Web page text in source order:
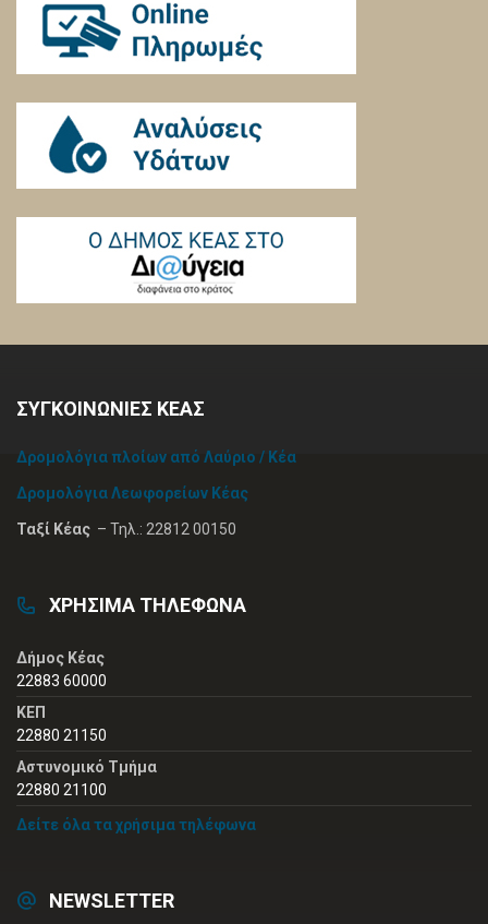
ΣΥΓΚΟΙΝΩΝΙΕΣ ΚΕΑΣ
Δρομολόγια πλοίων από Λαύριο / Κέα
Δρομολόγια Λεωφορείων Κέας
Ταξί Κέας – Τηλ.: 22812 00150
ΧΡΗΣΙΜΑ ΤΗΛΕΦΩΝΑ
Δήμος Κέας
22883 60000
ΚΕΠ
22880 21150
Αστυνομικό Τμήμα
22880 21100
Δείτε όλα τα χρήσιμα τηλέφωνα
NEWSLETTER